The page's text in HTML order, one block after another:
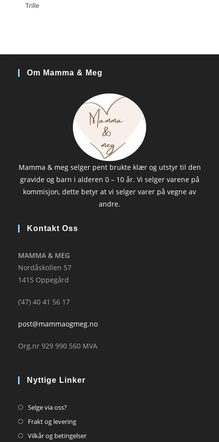
Trille
Om Mamma & Meg
Mamma & meg selger pent brukte klær og utstyr til den
gravide og barn i alderen 0 – 10 år. Vi selger varene på
kommisjon, dette betyr at vi selger varer på vegne av
andre.
Kontakt Oss
MAMMA & MEG
Nordåskollen 57
1415 Oppegård
(’47) 40 41 56 17
post@mammaogmeg.no
Org.nr 929 990 560 MVA
Nyttige Linker
Selge via oss?Opens
in
Frakt og leveringOpens
in
Vilkår og betingelserOpens